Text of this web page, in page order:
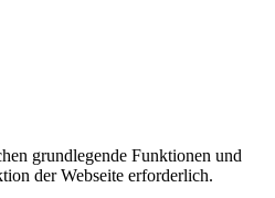
grundlegende Funktionen und
der Webseite erforderlich.